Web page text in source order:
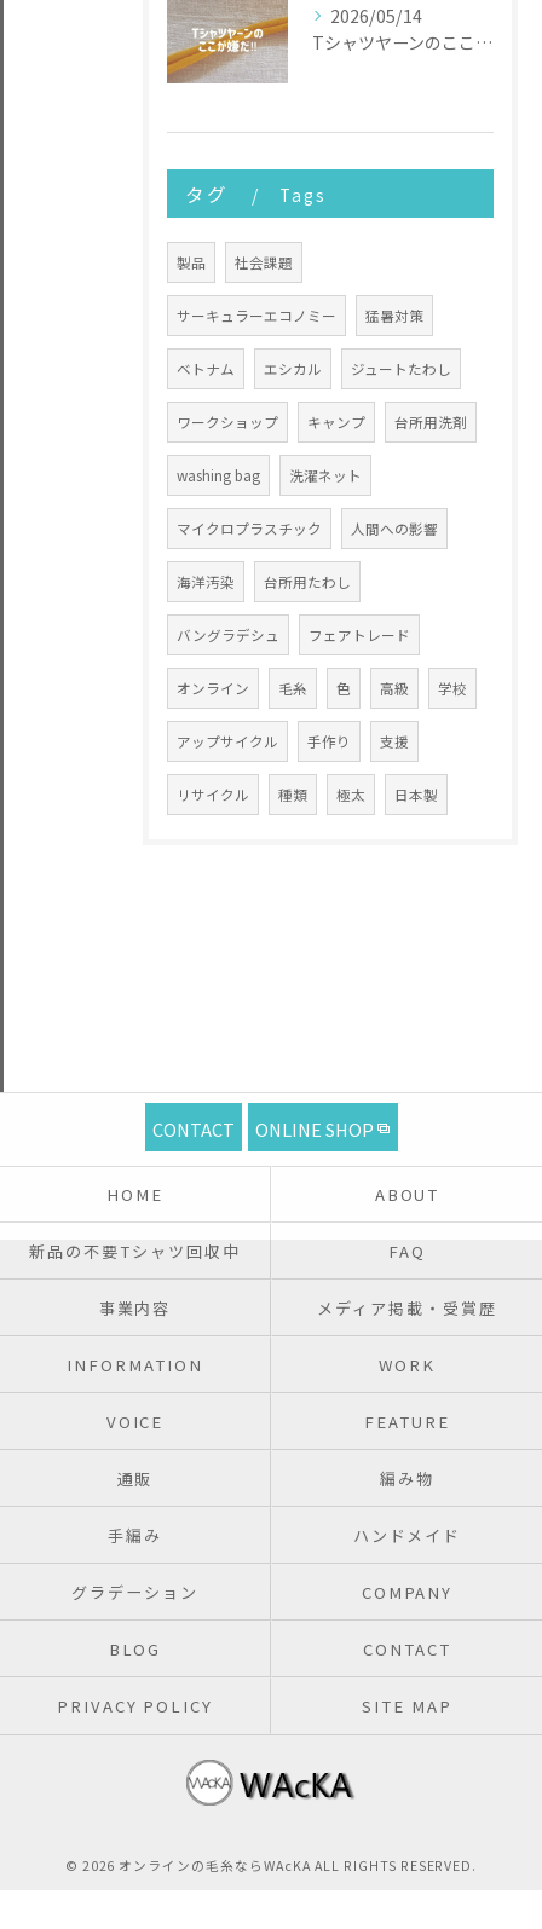
2026/05/14
Tシャツヤーンのここが嫌だ
タグ Tags
製品 社会課題
サーキュラーエコノミー 猛暑対策
ベトナム エシカル ジュートたわし
ワークショップ キャンプ 台所用洗剤
washing bag 洗濯ネット
マイクロプラスチック 人間への影響
海洋汚染 台所用たわし
バングラデシュ フェアトレード
オンライン 毛糸 色 高級 学校
アップサイクル 手作り 支援
リサイクル 種類 極太 日本製
CONTACT ONLINE SHOP
HOME ABOUT
新品の不要Tシャツ回収中 FAQ
事業内容 メディア掲載・受賞歴
INFORMATION WORK
VOICE FEATURE
通販 編み物
手編み ハンドメイド
グラデーション COMPANY
BLOG CONTACT
PRIVACY POLICY SITE MAP
© 2026 オンラインの毛糸ならWAcKA ALL RIGHTS RESERVED.